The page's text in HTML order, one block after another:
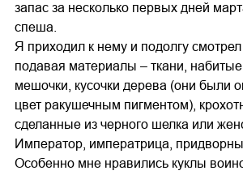
запас за несколько первых дней
спеша.
Я приходил к нему и подолгу смотрел
подавая материалы – ткани,
мешочки, кусочки дерева (они были
цвет ракушечным пигментом),
сделанные из черного шелка или
Император, императрица,
Особенно мне нравились куклы